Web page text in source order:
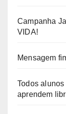
Campanha
VIDA!
Mensagem
Todos
aprendem